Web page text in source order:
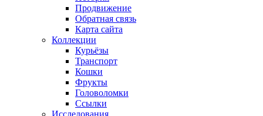
Продвижение
Обратная связь
Карта сайта
Коллекции
Курьёзы
Транспорт
Кошки
Фрукты
Головоломки
Ссылки
Исследования